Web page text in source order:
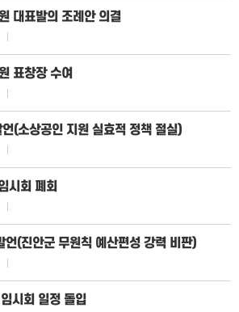
대표발의 조례안 의결
표창장 수여
(소상공인 지원 실효적 정책 절실)
시회 폐회
언(진안군 무원칙 예산편성 강력 비판)
시회 일정 돌입